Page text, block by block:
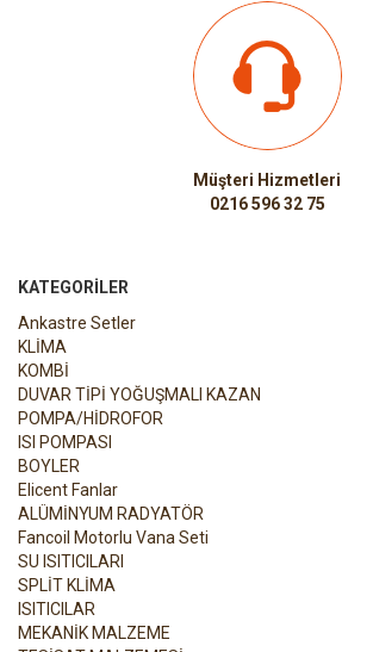
Müşteri Hizmetleri
0216 596 32 75
KATEGORILER
Ankastre Setler
KLİMA
KOMBİ
DUVAR TİPİ YOĞUŞMALI KAZAN
POMPA/HİDROFOR
ISI POMPASI
BOYLER
Elicent Fanlar
ALÜMİNYUM RADYATÖR
Fancoil Motorlu Vana Seti
SU ISITICILARI
SPLİT KLİMA
ISITICILAR
MEKANİK MALZEME